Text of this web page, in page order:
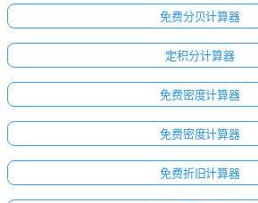
免费分贝计算器
定积分计算器
免费密度计算器
免费密度计算器
免费折旧计算器